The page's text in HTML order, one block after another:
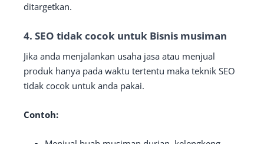
ditargetkan.
4. SEO tidak cocok untuk Bisnis musiman
Jika anda menjalankan usaha jasa atau menjual
produk hanya pada waktu tertentu maka teknik SEO
tidak cocok untuk anda pakai.
Contoh: